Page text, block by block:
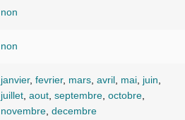
non
non
janvier, fevrier, mars, avril, mai, juin
juillet, aout, septembre, octobre,
novembre, decembre